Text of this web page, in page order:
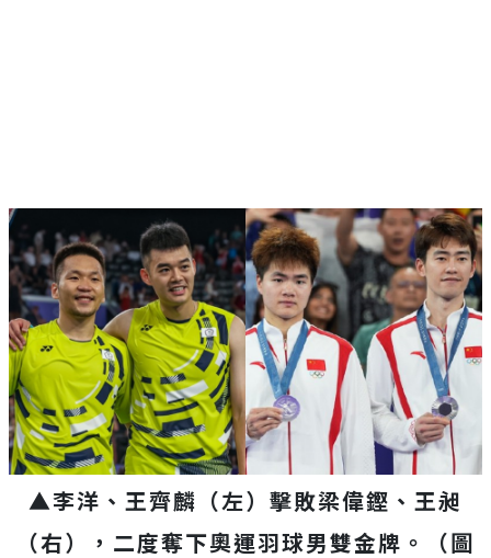
▲李洋、王齊麟（左）擊敗梁偉鏗、王昶
（右），二度奪下奧運羽球男雙金牌。（圖